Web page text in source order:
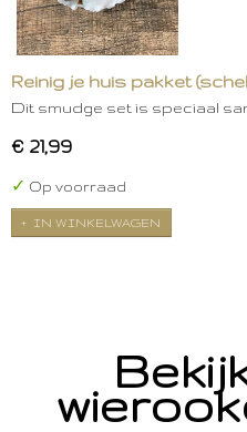
Reinig je huis pakket
Dit smudge set is speciaal
€ 21,99
✓ Op voorraad
IN WINKELWAGEN